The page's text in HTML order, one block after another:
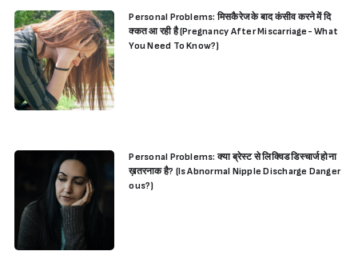
Personal Problems: मिसकैरेज के बाद कंसीव करने में दि
क्कत आ रही है (Pregnancy After Miscarriage- What
You Need To Know?)
Personal Problems: क्या ब्रेस्ट से लिक्विड डिस्चार्ज होना
ख़तरनाक है? (Is Abnormal Nipple Discharge Danger
ous?)